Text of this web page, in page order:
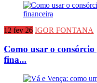
12 fev 26 IGOR FONTANA
Como usar o
fina...